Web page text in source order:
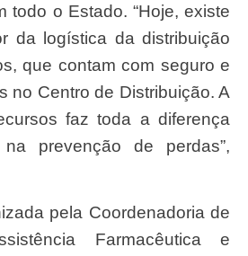
todo o Estado. “Hoje, existe
da logística da distribuição
que contam com seguro e
no Centro de Distribuição. A
faz toda a diferença
prevenção de perdas”,
Farmacêutica e